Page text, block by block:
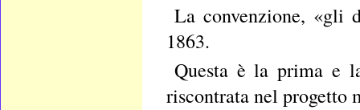
La convenzione, «gli
1863.
Questa è la prima e
riscontrata nel progetto